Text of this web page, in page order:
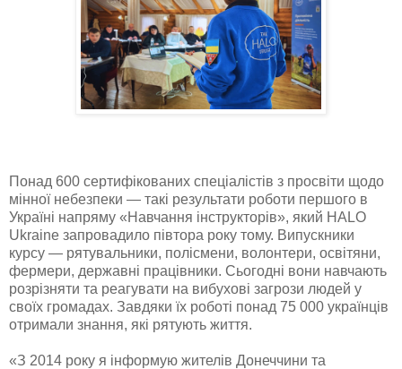
Понад 600 сертифікованих спеціалістів з просвіти щодо
мінної небезпеки — такі результати роботи першого в
Україні напряму «Навчання інструкторів», який HALO
Ukraine запровадило півтора року тому. Випускники
курсу — рятувальники, полісмени, волонтери, освітяни,
фермери, державні працівники. Сьогодні вони навчають
розрізняти та реагувати на вибухові загрози людей у
своїх громадах. Завдяки їх роботі понад 75 000 українців
отримали знання, які рятують життя.
«З 2014 року я інформую жителів Донеччини та